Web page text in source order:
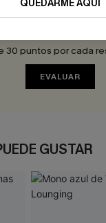
30 puntos por cada
EVALUAR
GUSTAR
QUEDARME AQUÍ